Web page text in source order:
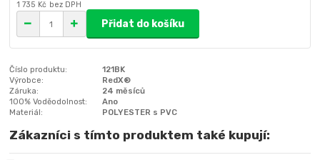
1 735 Kč bez DPH
Přidat do košíku
Číslo produktu:
121BK
Výrobce:
RedX®
Záruka:
24 měsíců
100% Voděodolnost:
Ano
Materiál:
POLYESTER s PVC
Zákazníci s tímto produktem také kupují: